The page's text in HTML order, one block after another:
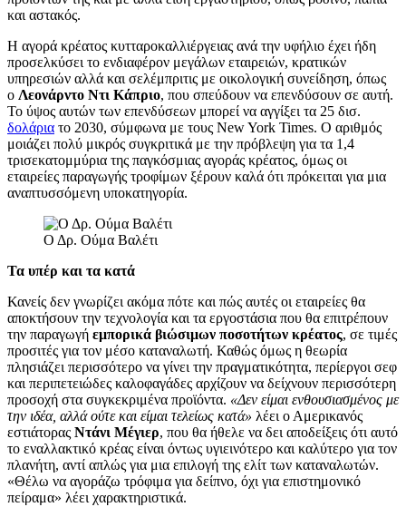
και αστακός.
Η αγορά κρέατος κυτταροκαλλιέργειας ανά την υφήλιο έχει ήδη
προσελκύσει το ενδιαφέρον μεγάλων εταιρειών, κρατικών
υπηρεσιών αλλά και σελέμπριτις με οικολογική συνείδηση, όπως
ο Λεονάρντο Ντι Κάπριο, που σπεύδουν να επενδύσουν σε αυτή.
Το ύψος αυτών των επενδύσεων μπορεί να αγγίξει τα 25 δισ.
δολάρια το 2030, σύμφωνα με τους New York Times. Ο αριθμός
μοιάζει πολύ μικρός συγκριτικά με την πρόβλεψη για τα 1,4
τρισεκατομμύρια της παγκόσμιας αγοράς κρέατος, όμως οι
εταιρείες παραγωγής τροφίμων ξέρουν καλά ότι πρόκειται για μια
αναπτυσσόμενη υποκατηγορία.
Ο Δρ. Ούμα Βαλέτι
Τα υπέρ και τα κατά
Κανείς δεν γνωρίζει ακόμα πότε και πώς αυτές οι εταιρείες θα
αποκτήσουν την τεχνολογία και τα εργοστάσια που θα επιτρέπουν
την παραγωγή εμπορικά βιώσιμων ποσοτήτων κρέατος, σε τιμές
προσιτές για τον μέσο καταναλωτή. Καθώς όμως η θεωρία
πλησιάζει περισσότερο να γίνει την πραγματικότητα, περίεργοι σεφ
και περιπετειώδες καλοφαγάδες αρχίζουν να δείχνουν περισσότερη
προσοχή στα συγκεκριμένα προϊόντα. «Δεν είμαι ενθουσιασμένος με
την ιδέα, αλλά ούτε και είμαι τελείως κατά» λέει ο Αμερικανός
εστιάτορας Ντάνι Μέγιερ, που θα ήθελε να δει αποδείξεις ότι αυτό
το εναλλακτικό κρέας είναι όντως υγιεινότερο και καλύτερο για τον
πλανήτη, αντί απλώς για μια επιλογή της ελίτ των καταναλωτών.
«Θέλω να αγοράζω τρόφιμα για δείπνο, όχι για επιστημονικό
πείραμα» λέει χαρακτηριστικά.